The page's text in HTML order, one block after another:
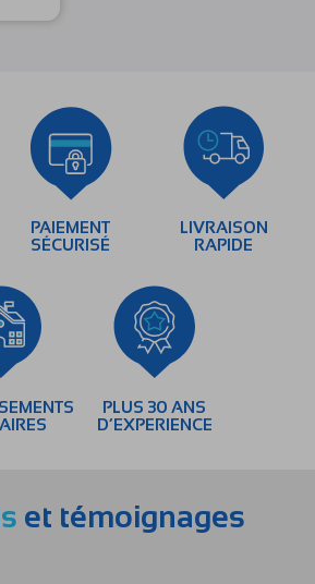
PAIEMENT
SÉCURISÉ
LIVRAISON
RAPIDE
PLUS 30 ANS
D’EXPERIENCE
et témoignages